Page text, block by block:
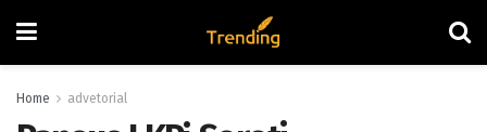
Home advetorial